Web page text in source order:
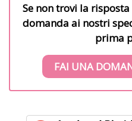
Se non trovi la
domanda ai nostri
prima
FAI UNA